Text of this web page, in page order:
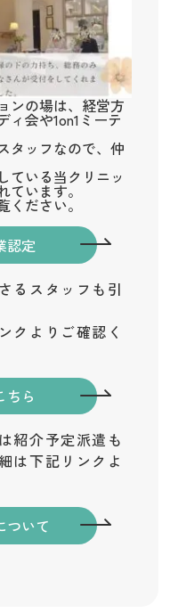
ンの場は、経営方
ィ会や1on1ミーテ
タッフなので、仲
ている当クリニッ
います。
ださい。
認定
るスタッフも引
クよりご確認く
ちら
紹介予定派遣も
は下記リンクよ
ついて